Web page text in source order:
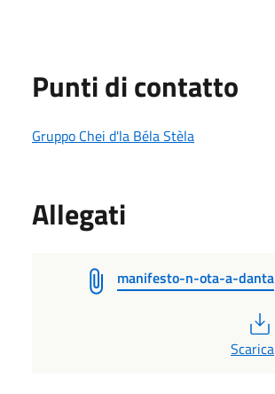
Punti di contatto
Gruppo Chei d'la Béla Stèla
Allegati
manifesto-n-ota-a-danta
Scarica